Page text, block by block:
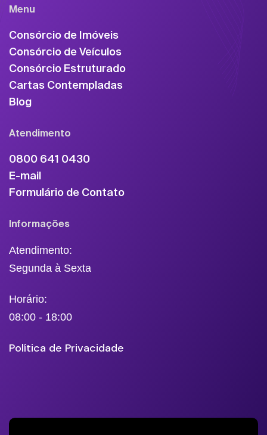
Menu
Consórcio de Imóveis
Consórcio de Veículos
Consórcio Estruturado
Cartas Contempladas
Blog
Atendimento
0800 641 0430
E-mail
Formulário de Contato
Informações
Atendimento:
Segunda à Sexta
Horário:
08:00 - 18:00
Política de Privacidade